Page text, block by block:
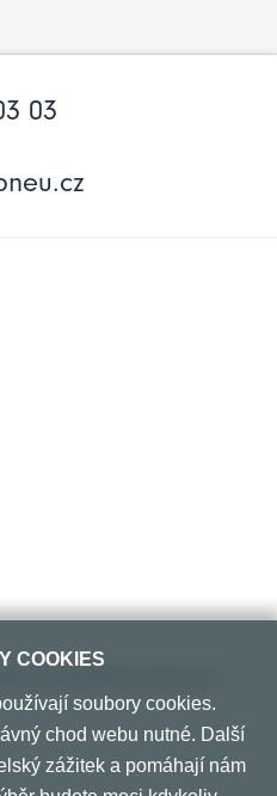
03
COOKIES
soubory cookies.
chod webu nutné. Další
zážitek a pomáhají nám